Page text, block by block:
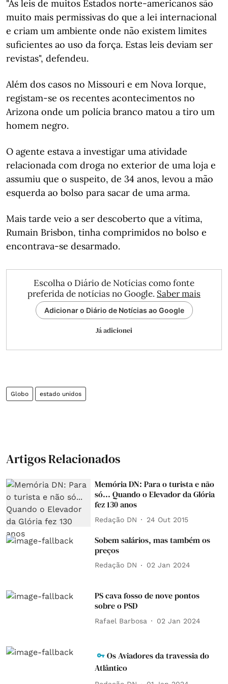
"As leis de muitos Estados norte-americanos são
muito mais permissivas do que a lei internacional
e criam um ambiente onde não existem limites
suficientes ao uso da força. Estas leis deviam ser
revistas", defendeu.
Além dos casos no Missouri e em Nova Iorque,
registam-se os recentes acontecimentos no
Arizona onde um polícia branco matou a tiro um
homem negro.
O agente estava a investigar uma atividade
relacionada com droga no exterior de uma loja e
assumiu que o suspeito, de 34 anos, levou a mão
esquerda ao bolso para sacar de uma arma.
Mais tarde veio a ser descoberto que a vítima,
Rumain Brisbon, tinha comprimidos no bolso e
encontrava-se desarmado.
Escolha o Diário de Notícias como fonte
preferida de notícias no Google. Saber mais
Adicionar o Diário de Notícias ao Google
Já adicionei
Globo estado unidos
Artigos Relacionados
Memória DN: Para o turista e não
só... Quando o Elevador da Glória
fez 130 anos
Redação DN 24 Out 2015
Sobem salários, mas também os
preços
Redação DN 02 Jan 2024
PS cava fosso de nove pontos
sobre o PSD
Rafael Barbosa 02 Jan 2024
Os Aviadores da travessia do
Atlântico